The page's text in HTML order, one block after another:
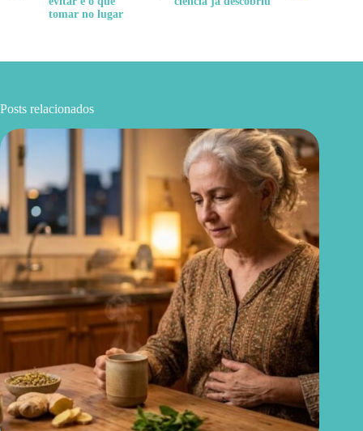
tomar no lugar
Posts relacionados